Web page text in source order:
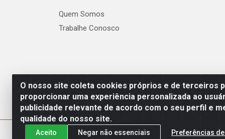
O nosso site coleta cookies próprios e de terceiros
proporcionar uma experiência personalizada ao
publicidade relevante de acordo com o seu perfil e
qualidade do nosso site.
Aceito Negar não essenciais Preferências
Quem Somos
Trabalhe Conosco
Polybalas - Rua João Miguel